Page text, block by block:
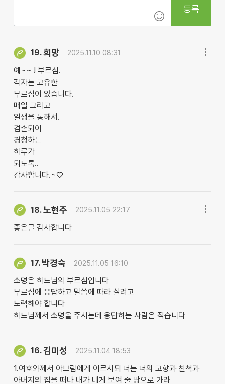
등록
19.희망 2025.11.10 08:31
예~~ ! 부르심.
각자는 고유한
부르심이 있습니다.
매일 그리고
일생을 통해서.
겸손되이
경청하는
하루가
되도록..
감사합니다.~♡
18.노현주 2025.11.05 22:17
좋은글 감사합니다
17. 박경숙 2025.11.05 16:10
소명은 하느님의 부르심입니다
부르심에 응답하고 말씀에 따라 살려고
노력해야 합니다
하느님께서 소명을 주시는데 응답하는 사람은 적습니다
16.김미성 2025.11.04 18:53
1.여호와께서 아브람에게 이르시되 너는 너의 고향과 친척과
아버지의 집을 떠나 내가 네게 보여 줄 땅으로 가라